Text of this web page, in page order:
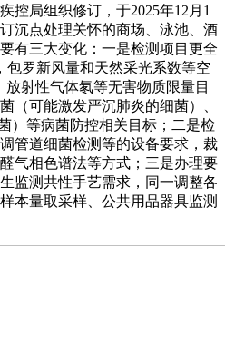
控局组织修订，于2025年12月1
沉点处理关怀的商场、泳池、酒
有三大变化：一是检测项目更全
包罗新风量和天然采光系数等空
射性气体氡等无害物质限量目
（可能激发严沉肺炎的细菌）、
）等病菌防控相关目标；二是检
管道细菌检测等的设备要求，裁
气相色谱法等方式；三是办理要
监测共性手艺需求，同一调整各
本量取采样、公共用品器具监测